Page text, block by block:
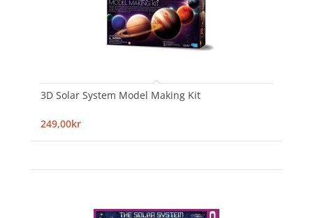
3D Solar System Model Making Kit
249,00kr